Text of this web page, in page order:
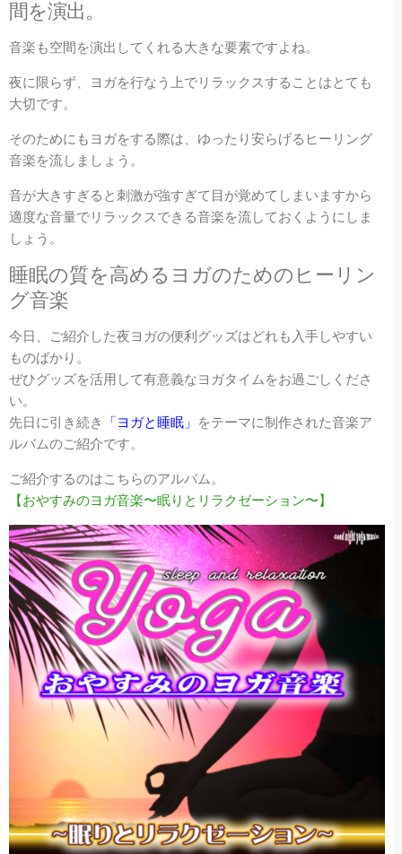
間を演出。
音楽も空間を演出してくれる大きな要素ですよね。
夜に限らず、ヨガを行なう上でリラックスすることはとても
大切です。
そのためにもヨガをする際は、ゆったり安らげるヒーリング
音楽を流しましょう。
音が大きすぎると刺激が強すぎて目が覚めてしまいますから
適度な音量でリラックスできる音楽を流しておくようにしま
しょう。
睡眠の質を高めるヨガのためのヒーリン
グ音楽
今日、ご紹介した夜ヨガの便利グッズはどれも入手しやすい
ものばかり。
ぜひグッズを活用して有意義なヨガタイムをお過ごしくださ
い。
先日に引き続き
「ヨガと睡眠」
をテーマに制作された音楽ア
ルバムのご紹介です。
ご紹介するのはこちらのアルバム。
【おやすみのヨガ音楽〜眠りとリラクゼーション〜】